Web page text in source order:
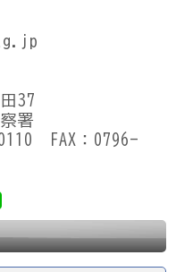
37
署
FAX：0796-